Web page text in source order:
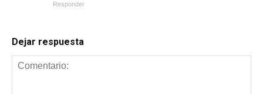
Responder
Dejar respuesta